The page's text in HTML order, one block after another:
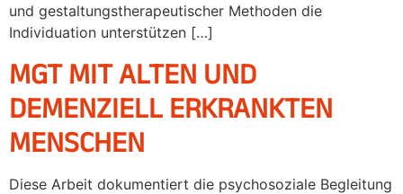
und gestaltungstherapeutischer Methoden die
Individuation unterstützen […]
MGT MIT ALTEN UND
DEMENZIELL ERKRANKTEN
MENSCHEN
Diese Arbeit dokumentiert die psychosoziale Begleitung